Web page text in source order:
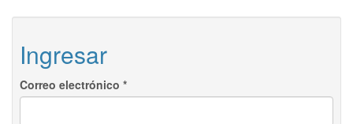
Ingresar
Correo electrónico *